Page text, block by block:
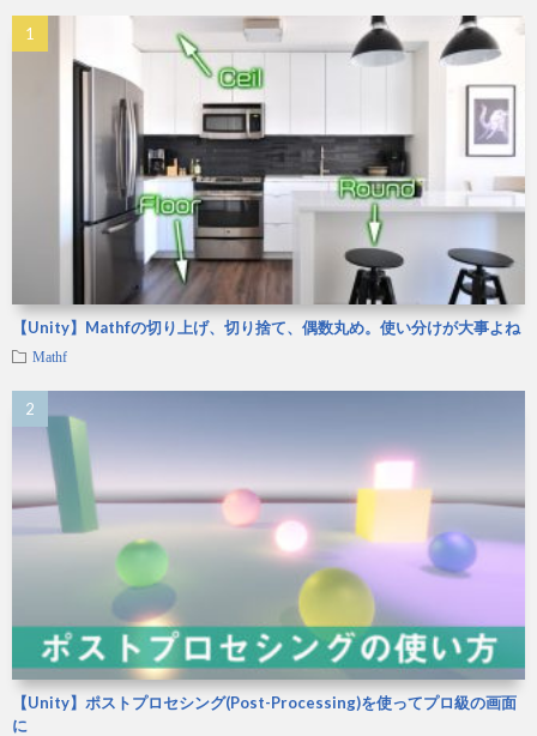
【Unity】Mathfの切り上げ、切り捨て、偶数丸め。使い分けが大事よね
Mathf
【Unity】ポストプロセシング(Post-Processing)を使ってプロ級の画面
に